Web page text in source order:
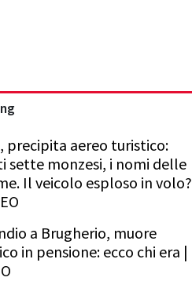
precipita aereo turistico:
sette monzesi, i nomi delle
Il veicolo esploso in volo?
a Brugherio, muore
in pensione: ecco chi era |